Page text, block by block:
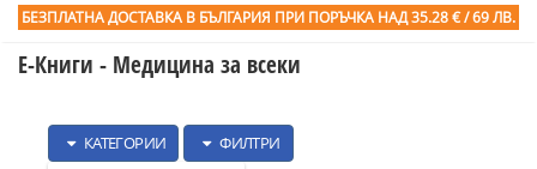
БЕЗПЛАТНА ДОСТАВКА В БЪЛГАРИЯ ПРИ ПОРЪЧКА НАД 35.28 € / 69 ЛВ.
Е-Книги - Медицина за всеки
КАТЕГОРИИ ФИЛТРИ